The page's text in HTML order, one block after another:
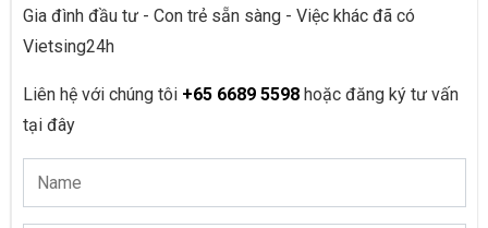
Gia đình đầu tư - Con trẻ sẵn sàng - Việc khác đã có
Vietsing24h
Liên hệ với chúng tôi +65 6689 5598 hoặc đăng ký tư vấn
tại đây